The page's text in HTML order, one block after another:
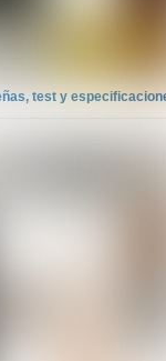
test y